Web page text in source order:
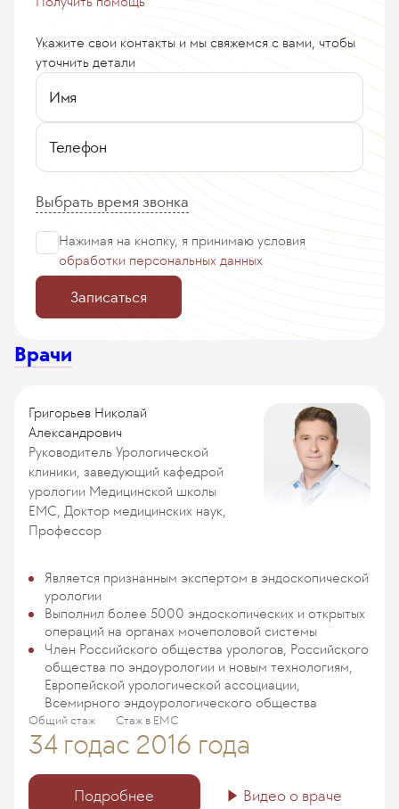
Укажите свои контакты и мы свяжемся с вами, чтобы
уточнить детали
Имя
Телефон
Выбрать время звонка
Нажимая на кнопку, я принимаю условия
обработки персональных данных
Записаться
Врачи
Григорьев Николай
Александрович
Руководитель Урологической
клиники, заведующий кафедрой
урологии Медицинской школы
ЕМС, Доктор медицинских наук,
Профессор
Является признанным экспертом в эндоскопической
урологии
Выполнил более 5000 эндоскопических и открытых
операций на органах мочеполовой системы
Член Российского общества урологов, Российского
общества по эндоурологии и новым технологиям,
Европейской урологической ассоциации,
Всемирного эндоурологического общества
Общий стаж
34 года
Стаж в ЕМС
с 2016 года
Подробнее Видео о враче